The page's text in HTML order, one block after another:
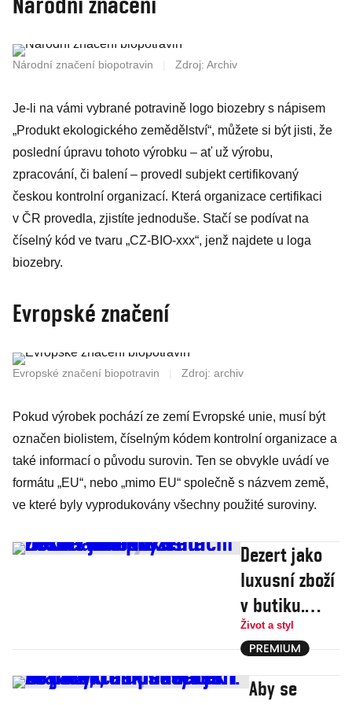
Národní značení biopotravin Zdroj: Archiv
Je-li na vámi vybrané potravině logo biozebry s nápisem
„Produkt ekologického zemědělství“, můžete si být jisti, že
poslední úpravu tohoto výrobku – ať už výrobu,
zpracování, či balení – provedl subjekt certifikovaný
českou kontrolní organizací. Která organizace certifikaci
v ČR provedla, zjistíte jednoduše. Stačí se podívat na
číselný kód ve tvaru „CZ-BIO-xxx“, jenž najdete u loga
biozebry.
Evropské značení
Evropské značení biopotravin Zdroj: archiv
Pokud výrobek pochází ze zemí Evropské unie, musí být
označen biolistem, číselným kódem kontrolní organizace a
také informací o původu surovin. Ten se obvykle uvádí ve
formátu „EU“, nebo „mimo EU“ společně s názvem země,
ve které byly vyprodukovány všechny použité suroviny.
Dezert jako
luxusní zboží
v butiku.
Tradiční
české
věnečky s
Život a styl
Aby se